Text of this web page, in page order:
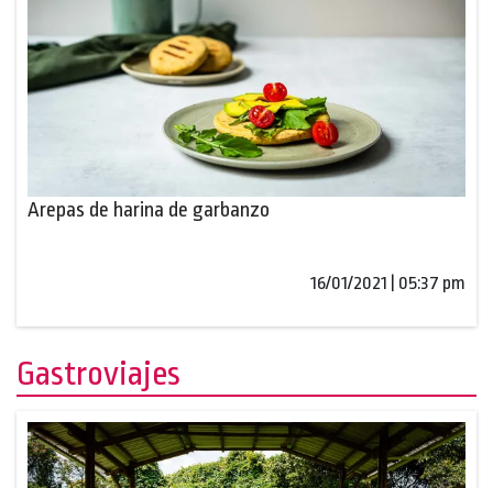
Arepas de harina de garbanzo
16/01/2021 | 05:37 pm
Gastroviajes